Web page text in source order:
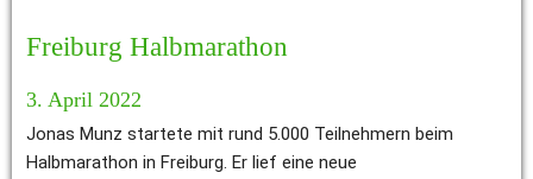
Freiburg Halbmarathon
3. April 2022
Jonas Munz startete mit rund 5.000 Teilnehmern beim
Halbmarathon in Freiburg. Er lief eine neue